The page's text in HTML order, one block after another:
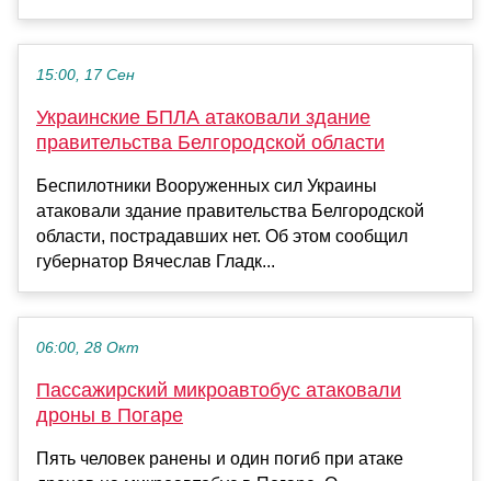
15:00, 17 Сен
Украинские БПЛА атаковали здание
правительства Белгородской области
Беспилотники Вооруженных сил Украины
атаковали здание правительства Белгородской
области, пострадавших нет. Об этом сообщил
губернатор Вячеслав Гладк...
06:00, 28 Окт
Пассажирский микроавтобус атаковали
дроны в Погаре
Пять человек ранены и один погиб при атаке